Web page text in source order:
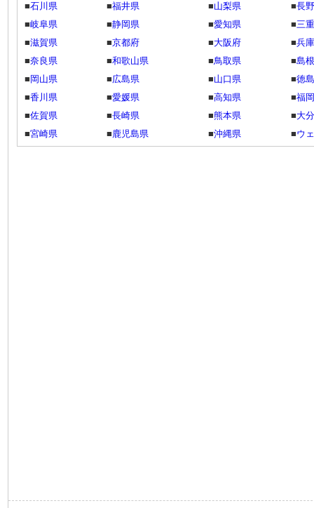
■石川県 ■福井県 ■山梨県 ■長
■岐阜県 ■静岡県 ■愛知県 ■三
■滋賀県 ■京都府 ■大阪府 ■兵
■奈良県 ■和歌山県 ■鳥取県 ■島
■ 岡山県 ■広島県 ■山口県 ■徳
■香川県 ■愛媛県 ■高知県 ■福
■佐賀県 ■長崎県 ■熊本県 ■大
■宮崎県 ■鹿児島県 ■沖縄県 ■ウ